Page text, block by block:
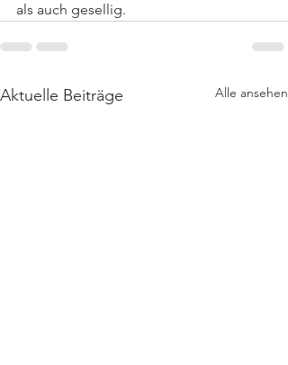
als auch gesellig.
Aktuelle Beiträge Alle ansehen